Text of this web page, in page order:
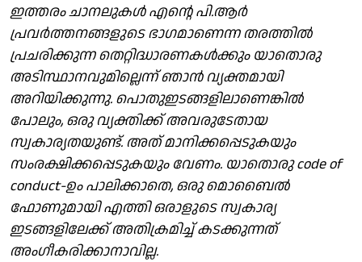
ഇത്തരം ചാനലുകൾ എന്റെ പി.ആർ
പ്രവർത്തനങ്ങളുടെ ഭാഗമാണെന്ന തരത്തിൽ
പ്രചരിക്കുന്ന തെറ്റിദ്ധാരണകൾക്കും യാതൊരു
അടിസ്ഥാനവുമില്ലെന്ന് ഞാൻ വ്യക്തമായി
അറിയിക്കുന്നു. പൊതുഇടങ്ങളിലാണെങ്കിൽ
പോലും, ഒരു വ്യക്തിക്ക് അവരുടേതായ
സ്വകാര്യതയുണ്ട്. അത് മാനിക്കപ്പെടുകയും
സംരക്ഷിക്കപ്പെടുകയും വേണം. യാതൊരു code of
conduct-ഉം പാലിക്കാതെ, ഒരു മൊബൈൽ
ഫോണുമായി എത്തി ഒരാളുടെ സ്വകാര്യ
ഇടങ്ങളിലേക്ക് അതിക്രമിച്ച് കടക്കുന്നത്
അംഗീകരിക്കാനാവില്ല.